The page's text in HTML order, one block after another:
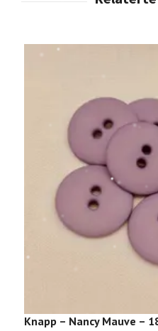
Knapp – Nancy Mauve –